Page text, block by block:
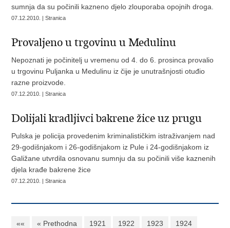
sumnja da su počinili kazneno djelo zlouporaba opojnih droga.
07.12.2010. | Stranica
Provaljeno u trgovinu u Medulinu
Nepoznati je počinitelj u vremenu od 4. do 6. prosinca provalio
u trgovinu Puljanka u Medulinu iz čije je unutrašnjosti otuđio
razne proizvode.
07.12.2010. | Stranica
Dolijali kradljivci bakrene žice uz prugu
Pulska je policija provedenim kriminalističkim istraživanjem nad
29-godišnjakom i 26-godišnjakom iz Pule i 24-godišnjakom iz
Galižane utvrdila osnovanu sumnju da su počinili više kaznenih
djela krađe bakrene žice
07.12.2010. | Stranica
«« « Prethodna 1921 1922 1923
1924